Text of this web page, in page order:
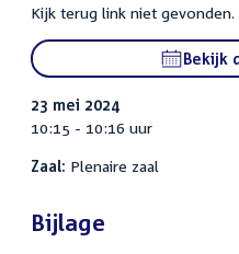
Kijk terug link niet gevonden.
Bekijk
23 mei 2024
10:15 - 10:16 uur
Zaal: Plenaire zaal
Bijlage